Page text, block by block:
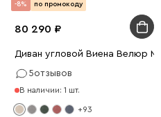
-8% по промокоду
80 290
Диван угловой Виена Велюр
5отзывов
В наличии: 1 шт.
+93